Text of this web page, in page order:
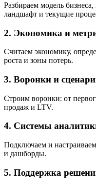
Разбираем модель
ландшафт и текущие
2. Экономика и
Считаем экономику,
роста и зоны потерь.
3. Воронки и
Строим воронки: от
продаж и LTV.
4. Системы
Подключаем и
и дашборды.
5. Поддержка